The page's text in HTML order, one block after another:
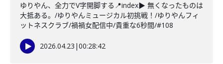
ゆりやん、全力でV字開脚する📍index▶ 無くなったものは
大抵ある。/ゆりやんミュージカル初挑戦！/ゆりやんフィ
ットネスクラブ/禍禍女配信中/貴重な6秒間/#108
2026.04.23 |00:28:42